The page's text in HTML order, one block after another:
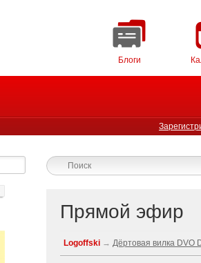
Блоги
Прямой эфир
Logoffski →Дёртовая вилка DVO